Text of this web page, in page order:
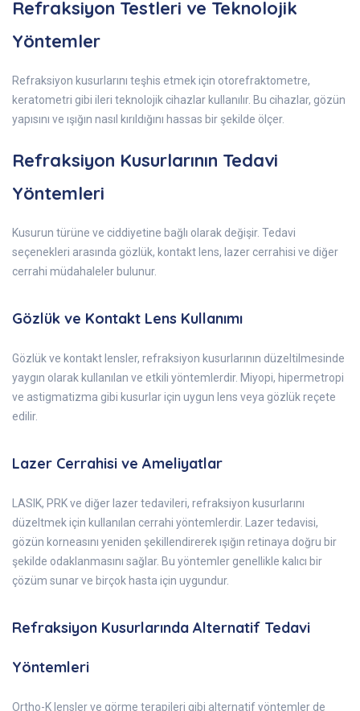
Refraksiyon Testleri ve Teknolojik
Yöntemler
Refraksiyon kusurlarını teşhis etmek için otorefraktometre,
keratometri gibi ileri teknolojik cihazlar kullanılır. Bu cihazlar, gözün
yapısını ve ışığın nasıl kırıldığını hassas bir şekilde ölçer.
Refraksiyon Kusurlarının Tedavi
Yöntemleri
Kusurun türüne ve ciddiyetine bağlı olarak değişir. Tedavi
seçenekleri arasında gözlük, kontakt lens, lazer cerrahisi ve diğer
cerrahi müdahaleler bulunur.
Gözlük ve Kontakt Lens Kullanımı
Gözlük ve kontakt lensler, refraksiyon kusurlarının düzeltilmesinde
yaygın olarak kullanılan ve etkili yöntemlerdir. Miyopi, hipermetropi
ve astigmatizma gibi kusurlar için uygun lens veya gözlük reçete
edilir.
Lazer Cerrahisi ve Ameliyatlar
LASIK, PRK ve diğer lazer tedavileri, refraksiyon kusurlarını
düzeltmek için kullanılan cerrahi yöntemlerdir. Lazer tedavisi,
gözün korneasını yeniden şekillendirerek ışığın retinaya doğru bir
şekilde odaklanmasını sağlar. Bu yöntemler genellikle kalıcı bir
çözüm sunar ve birçok hasta için uygundur.
Refraksiyon Kusurlarında Alternatif Tedavi
Yöntemleri
Ortho-K lensler ve görme terapileri gibi alternatif yöntemler de